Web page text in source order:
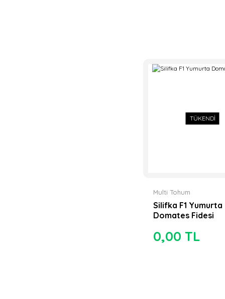
TÜKENDİ
Multi Tohum
Silifka F1 Yumurta
Domates Fidesi
0,00 TL